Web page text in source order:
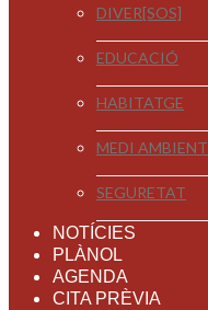
DIVER[SOS]
EDUCACIÓ
HABITATGE
MEDI AMBIENT
SEGURETAT
NOTÍCIES
PLÀNOL
AGENDA
CITA PRÈVIA